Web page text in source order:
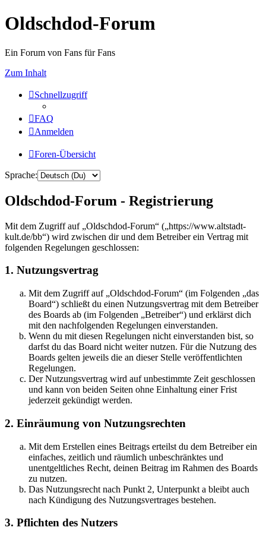
Oldschdod-Forum
Ein Forum von Fans für Fans
Zum Inhalt
Schnellzugriff
FAQ
Anmelden
Foren-Übersicht
Sprache:
Oldschdod-Forum - Registrierung
Mit dem Zugriff auf „Oldschdod-Forum“ („https://www.altstadt-
kult.de/bb“) wird zwischen dir und dem Betreiber ein Vertrag mit
folgenden Regelungen geschlossen:
1. Nutzungsvertrag
Mit dem Zugriff auf „Oldschdod-Forum“ (im Folgenden „das
Board“) schließt du einen Nutzungsvertrag mit dem Betreiber
des Boards ab (im Folgenden „Betreiber“) und erklärst dich
mit den nachfolgenden Regelungen einverstanden.
Wenn du mit diesen Regelungen nicht einverstanden bist, so
darfst du das Board nicht weiter nutzen. Für die Nutzung des
Boards gelten jeweils die an dieser Stelle veröffentlichten
Regelungen.
Der Nutzungsvertrag wird auf unbestimmte Zeit geschlossen
und kann von beiden Seiten ohne Einhaltung einer Frist
jederzeit gekündigt werden.
2. Einräumung von Nutzungsrechten
Mit dem Erstellen eines Beitrags erteilst du dem Betreiber ein
einfaches, zeitlich und räumlich unbeschränktes und
unentgeltliches Recht, deinen Beitrag im Rahmen des Boards
zu nutzen.
Das Nutzungsrecht nach Punkt 2, Unterpunkt a bleibt auch
nach Kündigung des Nutzungsvertrages bestehen.
3. Pflichten des Nutzers